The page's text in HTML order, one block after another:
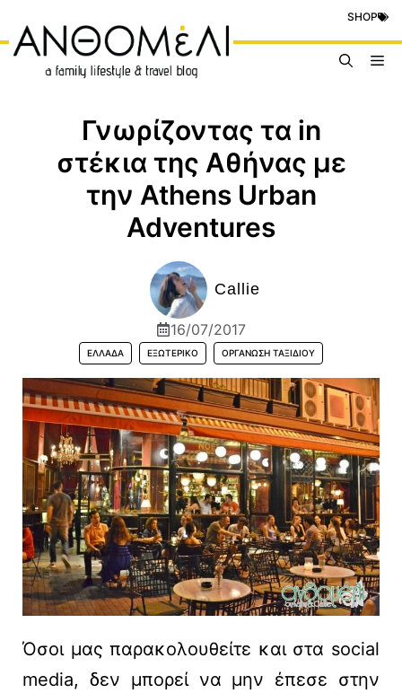
περιεχόμενο
SHOP
Γνωρίζοντας τα in
στέκια της Αθήνας με
την Athens Urban
Adventures
Callie
16/07/2017
ΕΛΛΆΔΑ ΕΞΩΤΕΡΙΚΌ ΟΡΓΆΝΩΣΗ ΤΑΞΙΔΙΟΎ
Όσοι μας παρακολουθείτε και στα social
media, δεν μπορεί να μην έπεσε στην